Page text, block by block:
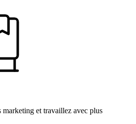
marketing et travaillez avec plus